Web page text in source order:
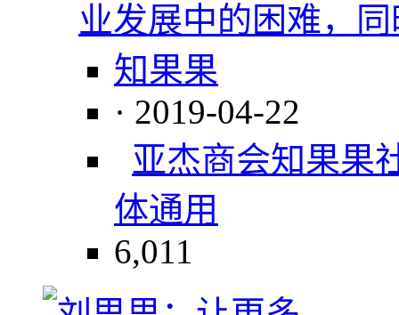
业发展中的困难，
知果果
· 2019-04-22
亚杰商会知果果
体通用
6,011